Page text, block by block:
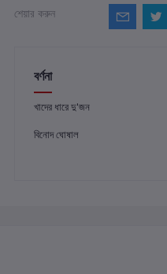
শেয়ার করুন
বর্ণনা
খাদের ধারে দু'জন
বিনোদ ঘোষাল